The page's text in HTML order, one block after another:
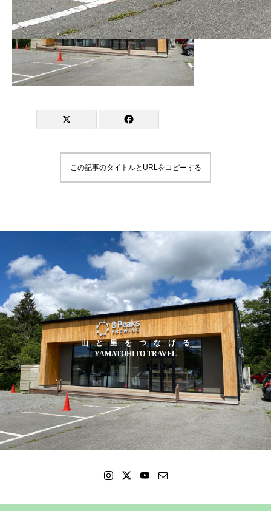
この記事のタイトルとURLをコピーする
山 と 里 を つ な げ る
YAMATOHITO TRAVEL